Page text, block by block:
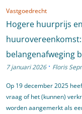
Vastgoedrecht
Hogere huurprijs
belangenafweging
7 januari 2026 · Floris
Op 19 december 2025
vraag of het (kunnen)
worden aangemerkt als